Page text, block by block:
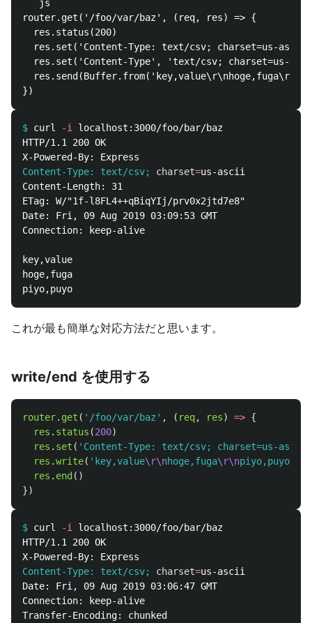
```js
router.get('/foo/var/baz', (req, res) => {
  res.status(200)
res.set('Content-Type: text/csv; charset=us-
res.set('Content-Type', 'text/csv; charset=us-
$ curl -i
HTTP/1.1 200 OK
Content-Type: text/csv;
charset=
Content-Length: 31
ETag: W/"1f-l8FL4++qBiqYIj/prv0x2jtd7e8"
Date: Fri, 09 Aug 2019 03:09:53 GMT
Connection: keep-alive
key,value
hoge,fuga
これが最も簡単な対応方法だと思います。
write/end を使用する
router. get ( ' /foo/var/baz ' , ( req, res) => {
res . status (200)
res . set ( ' Content-Type: text/csv; charset=us-ascii
res .write( ' key,value\r\nhoge,fuga\r\npiyo,puyo
res . end ()
})
$ curl -i
HTTP/1.1 200 OK
Content-Type: text/csv;
charset=
Date: Fri, 09 Aug 2019 03:06:47 GMT
Connection: keep-alive
Transfer-Encoding: chunked